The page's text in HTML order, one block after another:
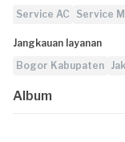
Service AC
Service
Jangkauan layanan
Bogor Kabupaten
Album